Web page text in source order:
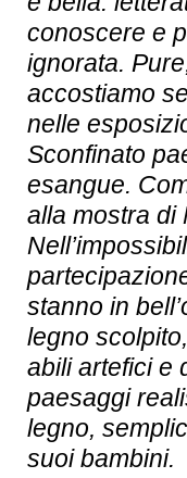
conoscere e
ignorata.
accostiamo
nelle
Sconfinato
esangue.
alla mostra di
stanno in
legno
abili artefici e
paesaggi
legno,
suoi bambini.